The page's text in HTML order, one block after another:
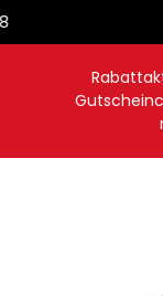
springen